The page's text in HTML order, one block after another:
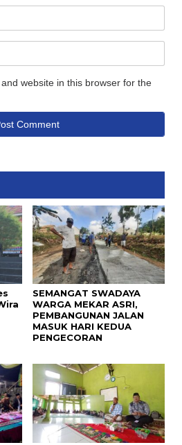
website in this browser for the
SEMANGAT SWADAYA
WARGA MEKAR ASRI,
PEMBANGUNAN JALAN
MASUK HARI KEDUA
PENGECORAN